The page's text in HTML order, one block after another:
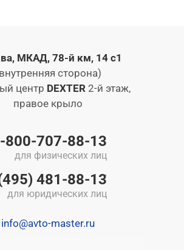
МКАД, 78-й км, 14 с1
сторона)
центр DEXTER 2-й этаж,
правое крыло
800-707-88-13
для физических лиц
481-88-13
для юридических лиц
info@avto-master.ru